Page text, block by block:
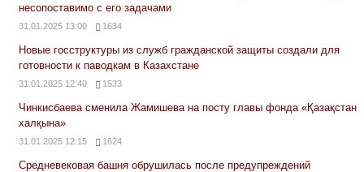
несопоставимо с его задачами
31.01.2025 13:00 1634
Новые госструктуры из служб гражданской защиты создали для
готовности к паводкам в Казахстане
31.01.2025 12:40 1533
Чинкисбаева сменила Жамишева на посту главы фонда «Қазақстан
халқына»
31.01.2025 12:15 1624
Средневековая башня обрушилась после предупреждений